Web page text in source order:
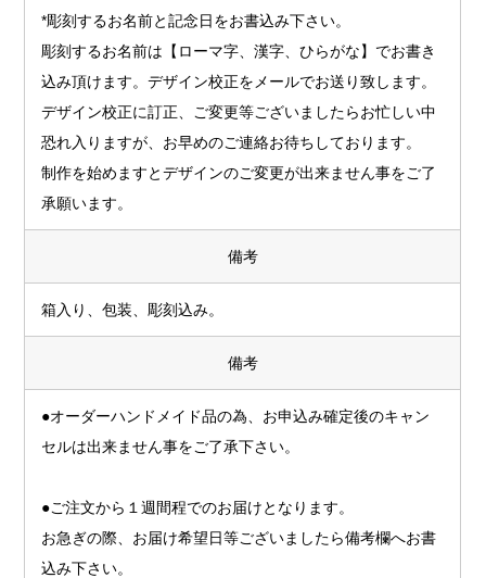
*彫刻するお名前と記念日をお書込み下さい。
彫刻するお名前は【ローマ字、漢字、ひらがな】でお書き
込み頂けます。デザイン校正をメールでお送り致します。
デザイン校正に訂正、ご変更等ございましたらお忙しい中
恐れ入りますが、お早めのご連絡お待ちしております。
制作を始めますとデザインのご変更が出来ません事をご了
承願います。
備考
箱入り、包装、彫刻込み。
備考
●オーダーハンドメイド品の為、お申込み確定後のキャン
セルは出来ません事をご了承下さい。
●ご注文から１週間程でのお届けとなります。
お急ぎの際、お届け希望日等ございましたら備考欄へお書
込み下さい。